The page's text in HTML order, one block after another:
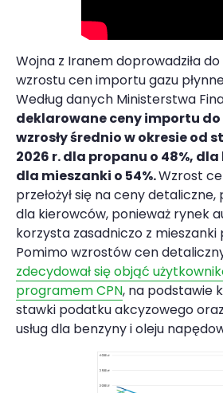
Wojna z Iranem doprowadziła
wzrostu cen importu gazu
Według danych Ministerstwa
deklarowane ceny importu do
wzrosły średnio w okresie od
2026 r. dla propanu o 48%,
dla mieszanki o 54%.Wzrost
przełożył się na ceny
dla kierowców, ponieważ rynek
korzysta zasadniczo z
Pomimo wzrostów cen
zdecydował się objąć
programem CPN, na podstawie
stawki podatku akcyzowego
usług dla benzyny i oleju